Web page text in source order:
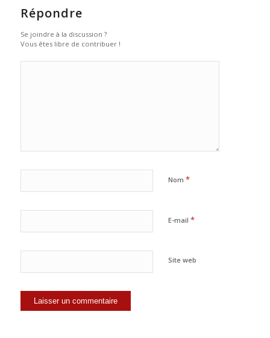
Répondre
Se joindre à la discussion ?
Vous êtes libre de contribuer !
Nom *
E-mail *
Site web